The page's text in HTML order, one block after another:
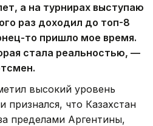
а на турнирах выступаю
раз доходил до топ-8
то пришло мое время.
стала реальностью, —
высокий уровень
признался, что Казахстан
пределами Аргентины,